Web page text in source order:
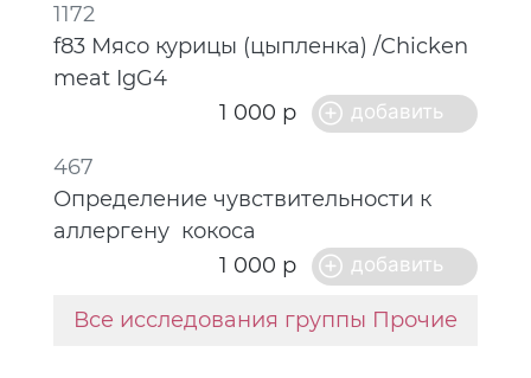
1172
f83 Мясо курицы (цыпленкa) /Chicken
meat IgG4
1 000 р
467
Определение чувствительности к
аллергену кокоса
1 000 р
Все исследования группы Прочие